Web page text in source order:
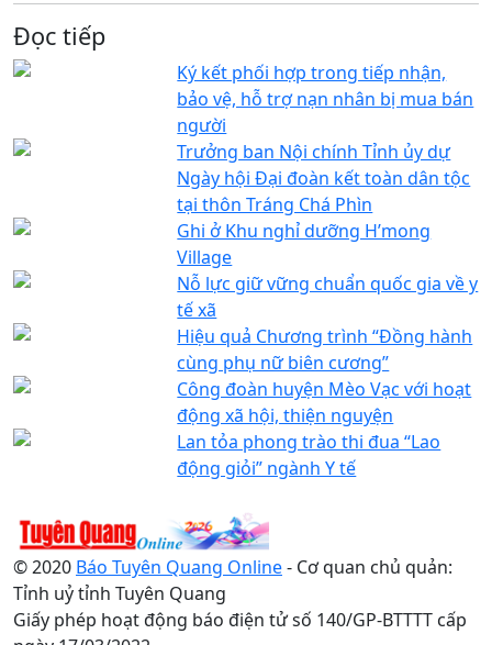
Đọc tiếp
Ký kết phối hợp trong tiếp nhận,
bảo vệ, hỗ trợ nạn nhân bị mua bán
người
Trưởng ban Nội chính Tỉnh ủy dự
Ngày hội Đại đoàn kết toàn dân tộc
tại thôn Tráng Chá Phìn
Ghi ở Khu nghỉ dưỡng H’mong
Village
Nỗ lực giữ vững chuẩn quốc gia về y
tế xã
Hiệu quả Chương trình “Đồng hành
cùng phụ nữ biên cương”
Công đoàn huyện Mèo Vạc với hoạt
động xã hội, thiện nguyện
Lan tỏa phong trào thi đua “Lao
động giỏi” ngành Y tế
© 2020 Báo Tuyên Quang Online- Cơ quan chủ quản:
Tỉnh uỷ tỉnh Tuyên Quang
Giấy phép hoạt động báo điện tử số 140/GP-BTTTT cấp